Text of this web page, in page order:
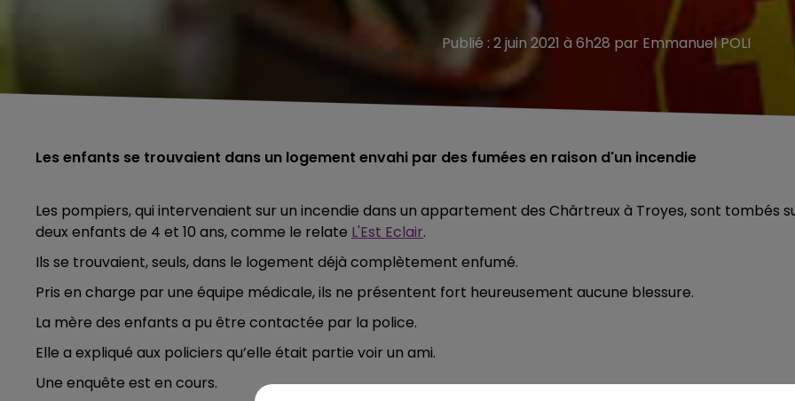
Publié : 2 juin 2021 à 6h28 par Emmanuel POLI
Les enfants se trouvaient dans un logement envahi par des fumées en raison d'un incendie
Les pompiers, qui intervenaient sur un incendie dans un appartement des Chârtreux à Troyes, sont tombés
deux enfants de 4 et 10 ans, comme le relate L'Est Eclair.
Ils se trouvaient, seuls, dans le logement déjà complètement enfumé.
Pris en charge par une équipe médicale, ils ne présentent fort heureusement aucune blessure.
La mère des enfants a pu être contactée par la police.
Elle a expliqué aux policiers qu’elle était partie voir un ami.
Une enquête est en cours.